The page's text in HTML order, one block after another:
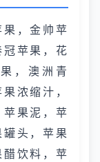
，金帅苹
苹果，花
，澳洲青
浓缩汁，
果泥，苹
头，苹果
饮料，苹